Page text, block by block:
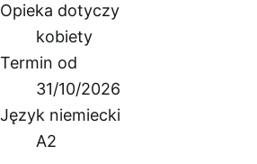
Opieka dotyczy
kobiety
Termin od
31/10/2026
Język niemiecki
A2